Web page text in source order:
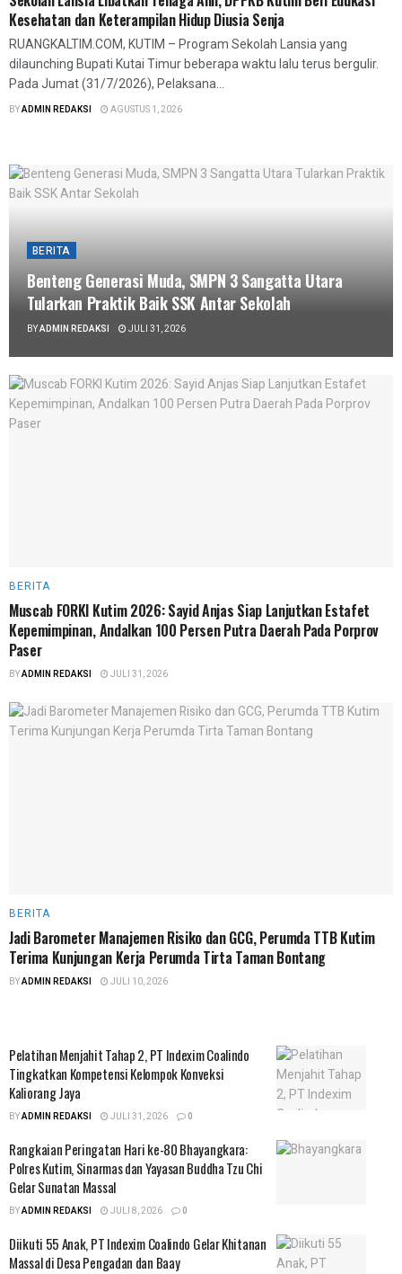
Kesehatan dan Keterampilan Hidup Diusia Senja
RUANGKALTIM.COM, KUTIM – Program Sekolah Lansia yang
dilaunching Bupati Kutai Timur beberapa waktu lalu terus bergulir.
Pada Jumat (31/7/2026), Pelaksana...
BYADMIN REDAKSI AGUSTUS 1, 2026
BERITA
Benteng Generasi Muda, SMPN 3 Sangatta Utara
Tularkan Praktik Baik SSK Antar Sekolah
BYADMIN REDAKSI JULI 31, 2026
BERITA
Muscab FORKI Kutim 2026: Sayid Anjas Siap Lanjutkan Estafet
Kepemimpinan, Andalkan 100 Persen Putra Daerah Pada Porprov
Paser
BYADMIN REDAKSI JULI 31, 2026
BERITA
Jadi Barometer Manajemen Risiko dan GCG, Perumda TTB Kutim
Terima Kunjungan Kerja Perumda Tirta Taman Bontang
BYADMIN REDAKSI JULI 10, 2026
Pelatihan Menjahit Tahap 2, PT Indexim Coalindo
Tingkatkan Kompetensi Kelompok Konveksi
Kaliorang Jaya
BYADMIN REDAKSI JULI 31, 2026 0
Rangkaian Peringatan Hari ke-80 Bhayangkara:
Polres Kutim, Sinarmas dan Yayasan Buddha Tzu Chi
Gelar Sunatan Massal
BYADMIN REDAKSI JULI 8, 2026 0
Diikuti 55 Anak, PT Indexim Coalindo Gelar Khitanan
Massal di Desa Pengadan dan Baay